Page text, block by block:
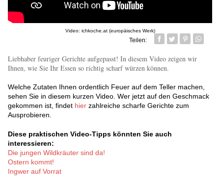
Video: ichkoche.at (europäisches Werk)
Teilen:
Facebook
TwitterPin it
Liebhaber feuriger Gerichte aufgepasst! In diesem Video zeigen wir
Ihnen, wie Sie Ihr Essen so richtig scharf würzen können.
Welche Zutaten Ihnen ordentlich Feuer auf dem Teller machen,
sehen Sie in diesem kurzen Video. Wer jetzt auf den Geschmack
gekommen ist, findet hier zahlreiche scharfe Gerichte zum
Ausprobieren.
Diese praktischen Video-Tipps könnten Sie auch
interessieren:
Die jungen Wildkräuter sind da!
Ostern kommt!
Ingwer auf Vorrat